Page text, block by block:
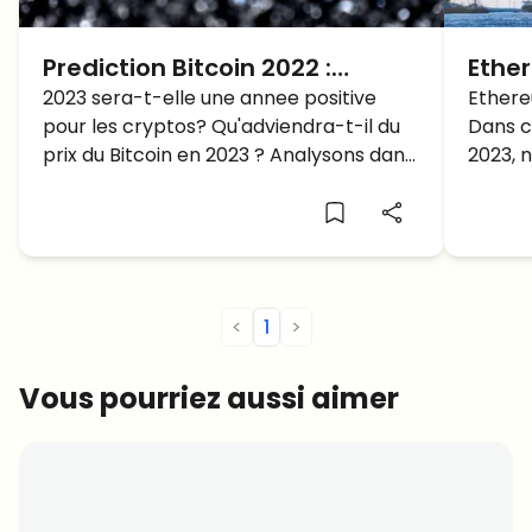
Prediction Bitcoin 2022 :
Crypto Crash n’est pas
termine, BTC a 10K ?
2023 sera-t-elle une annee positive
pour les cryptos? Qu'adviendra-t-il du
prix du Bitcoin en 2023 ? Analysons dans
fin
Dans
2023,
< 1 >
Vous pourriez aussi aimer